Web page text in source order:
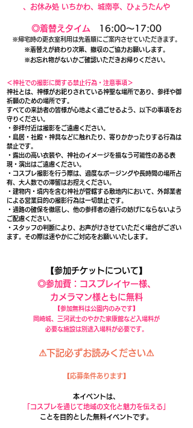
、お休み処 いちかわ、城南亭、ひょうたんや
◎着替えタイム 16:00〜17:00
※帰宅時の更衣室利用は先着順にご案内させていただきます。
※着替えが終わり次第、撤収のご協力お願いします。
※お忘れ物がないかご確認いただきお帰りください。
＜神社での撮影に関する禁止行為・注意事項＞
神社とは、神様がお祀りされている神聖な場所であり、参拝や御
祈願のための場所です。
すべての来訪者の皆様が心地よく過ごせるよう、以下の事項をお
守りください。
・参拝付近は撮影をご遠慮ください。
・鳥居・社殿・神具などに触れたり、寄りかかったりする行為は
禁止です。
・露出の高い衣装や、神社のイメージを損なう可能性のある表
現・演出はご遠慮ください。
・コスプレ撮影を行う際は、過度なポージングや長時間の場所占
有、大人数での滞留はお控えください。
・建物内・境内を含む神社が管轄する敷地内において、外部業者
による営業目的の撮影行為は一切禁止です。
・通路の確保を徹底し、他の参拝者の通行の妨げにならないよう
ご配慮ください。
・スタッフの判断により、お声がけさせていただく場合がござい
ます。その際は速やかにご対応をお願いいたします。
【参加チケットについて】
◎参加費：コスプレイヤー様、
カメラマン様ともに無料
【参加無料は公園内のみです】
岡崎城、三河武士のやかた家康館など入場料が
必要な施設は別途入場料が必要です。
⚠下記必ずお読みください⚠
【応募条件あります】
本イベントは、
「コスプレを通じて地域の文化と魅力を伝える」
ことを目的とした無料イベントです。